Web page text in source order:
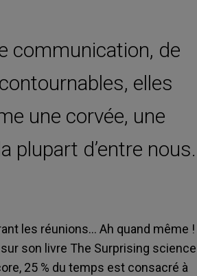
communication, de
elles
une corvée, une
plupart d’entre nous.
les réunions… Ah quand même !
son livre The Surprising science
25 % du temps est consacré à